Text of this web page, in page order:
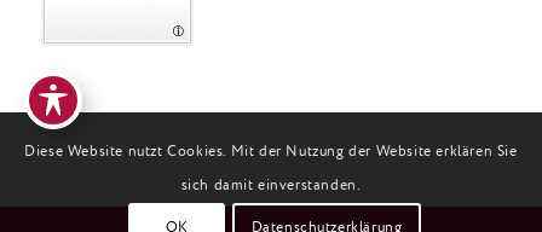
Diese Website nutzt Cookies. Mit der Nutzung der Website erklären Sie
sich damit einverstanden.
OK Datenschutzerklärung